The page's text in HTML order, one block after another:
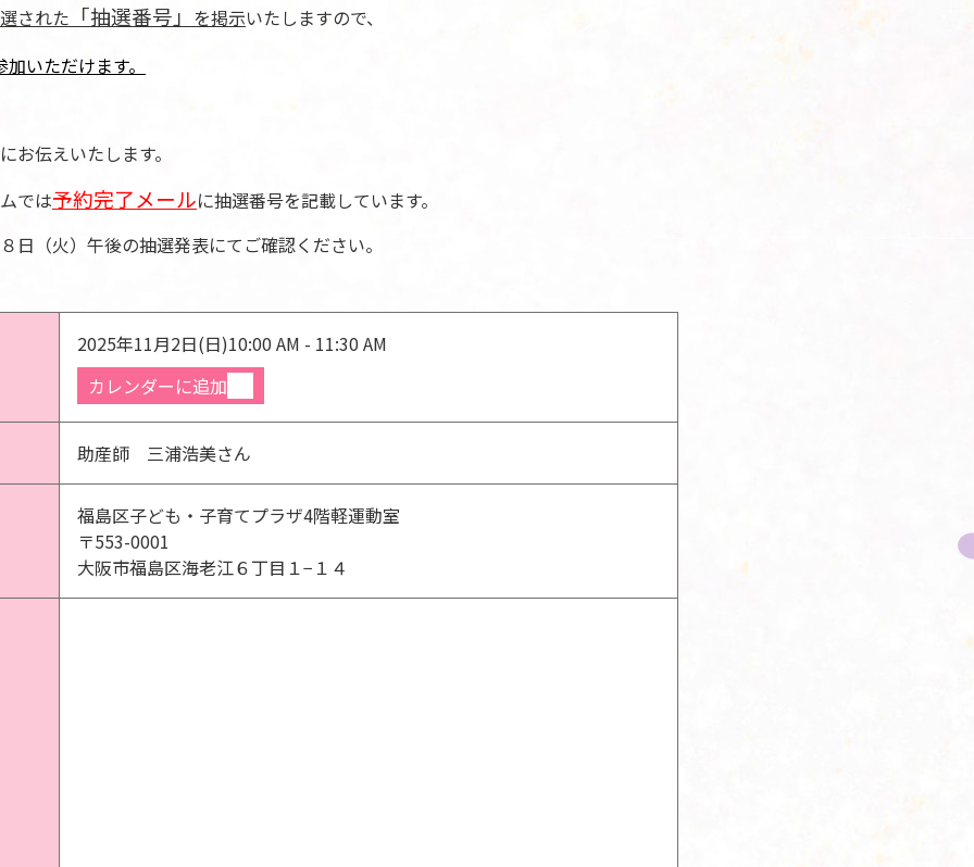
された 「抽選番号」 を掲示いたしますので、
加いただけます。
お伝えいたします。
では予約完了メールに抽選番号を記載しています。
日（火）午後の抽選発表にてご確認ください。
2025年11月2日(日)10:00 AM - 11:30 AM
カレンダーに追加
助産師 三浦浩美さん
福島区子ども・子育てプラザ4階軽運動室
〒553-0001
大阪市福島区海老江６丁目１−１４